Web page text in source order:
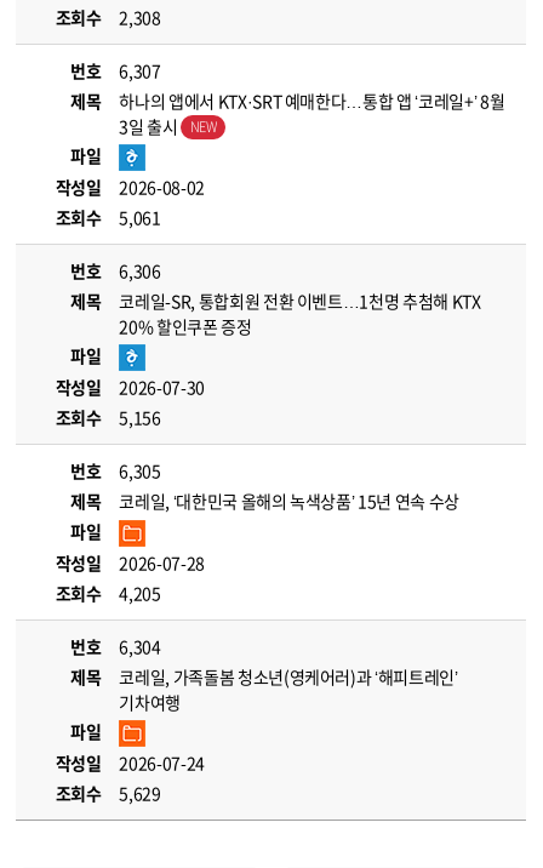
조회수
2,308
번호
6,307
제목
하나의 앱에서 KTX·SRT 예매한다…통합 앱 ‘코레일+’ 8월
3일 출시
파일
작성일
2026-08-02
조회수
5,061
번호
6,306
제목
코레일-SR, 통합회원 전환 이벤트…1천명 추첨해 KTX
20% 할인쿠폰 증정
파일
작성일
2026-07-30
조회수
5,156
번호
6,305
제목
코레일, ‘대한민국 올해의 녹색상품’ 15년 연속 수상
파일
작성일
2026-07-28
조회수
4,205
번호
6,304
제목
코레일, 가족돌봄 청소년(영케어러)과 ‘해피트레인’
기차여행
파일
작성일
2026-07-24
조회수
5,629